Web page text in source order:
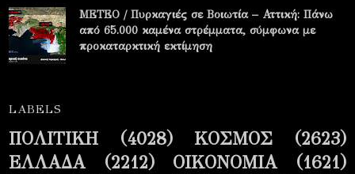
METEO / Πυρκαγιές σε Βοιωτία – Αττική: Πάνω
από 65.000 καμένα στρέμματα, σύμφωνα με
προκαταρκτική εκτίμηση
LABELS
ΠΟΛΙΤΙΚΗ (4028) ΚΟΣΜΟΣ
(2623)
ΕΛΛΑΔΑ
(2212) ΟΙΚΟΝΟΜΙΑ (1621)